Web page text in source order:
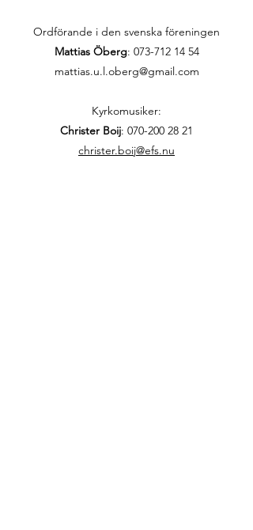
Ordförande i den svenska föreningen
Mattias Öberg: 073-712 14 54
mattias.u.l.oberg@gmail.com
Kyrkomusiker:
Christer Boij: 070-200 28 21
christer.boij@efs.nu